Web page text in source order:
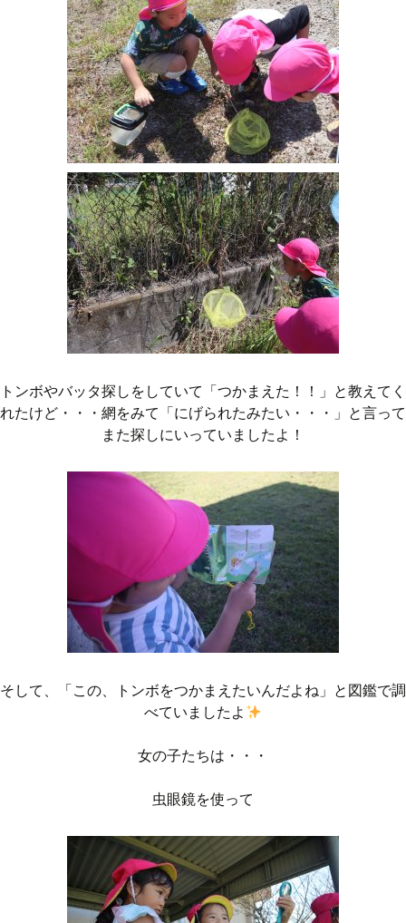
トンボやバッタ探しをしていて「つかまえた！！」と教えてく
れたけど・・・網をみて「にげられたみたい・・・」と言って
また探しにいっていましたよ！
そして、「この、トンボをつかまえたいんだよね」と図鑑で調
べていましたよ
女の子たちは・・・
虫眼鏡を使って